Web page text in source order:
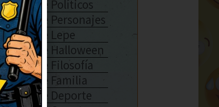
De Políticos
De Personajes
De Lepe
De Halloween
De Filosofía
De Familia
De Deporte